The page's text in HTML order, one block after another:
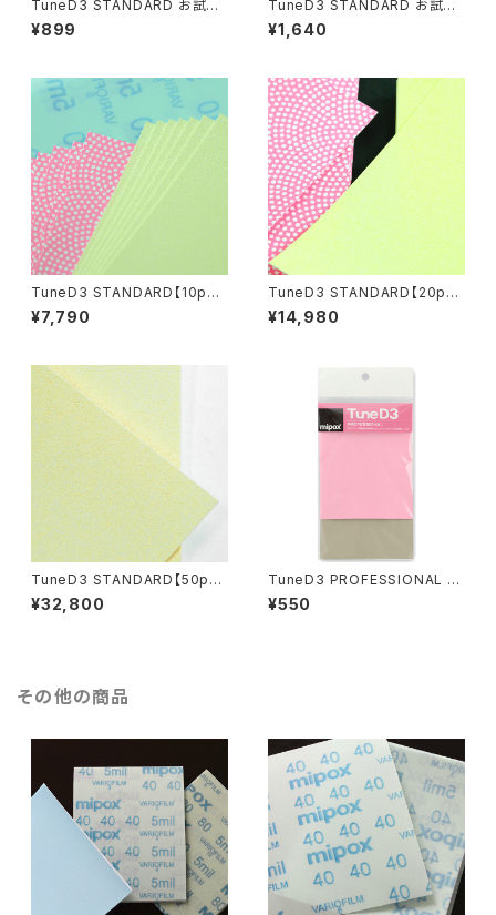
TuneD3 STANDARD お試し
キット【4枚入り】
¥899
TuneD3 STANDARD お試し
キット【8枚入り】
¥1,640
TuneD3 STANDARD【10pcs
セット／計40枚入】
¥7,790
TuneD3 STANDARD【20pcs
セット／計80枚入】
¥14,980
TuneD3 STANDARD【50pcs
セット／計200枚入】
¥32,800
TuneD3 PROFESSIONAL お
試しキット【2枚入り】
¥550
その他の商品